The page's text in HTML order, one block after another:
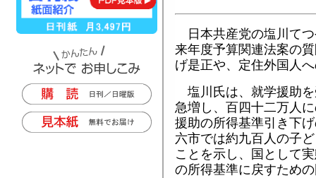
日本共産党の塩川て
来年度予算関連法案の
げ是正や、定住外国人
塩川氏は、就学援助
急増し、百四十二万人
援助の所得基準引き下
六市では約九百人の子
ことを示し、国として
の所得基準に戻すため